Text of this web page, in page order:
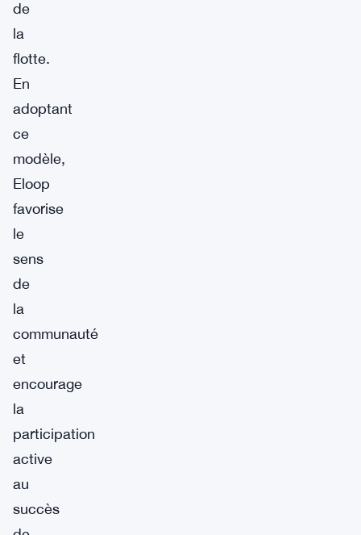
de
la
flotte.
En
adoptant
ce
modèle,
Eloop
favorise
le
sens
de
la
communauté
et
encourage
la
participation
active
au
succès